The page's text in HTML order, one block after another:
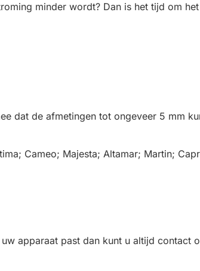
minder wordt? Dan is het tijd om
dat de afmetingen tot ongeveer 5 mm
Cameo; Majesta; Altamar; Martin;
apparaat past dan kunt u altijd contact